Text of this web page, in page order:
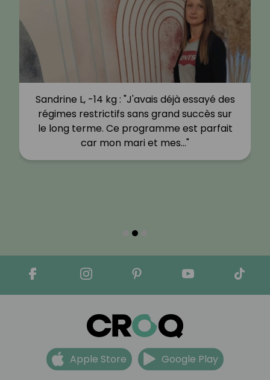
Sandrine L, -14 kg : "J'avais déjà essayé des
régimes restrictifs sans grand succès sur
le long terme. Ce programme est parfait
car mon mari et mes…"
Apple Store Google Play